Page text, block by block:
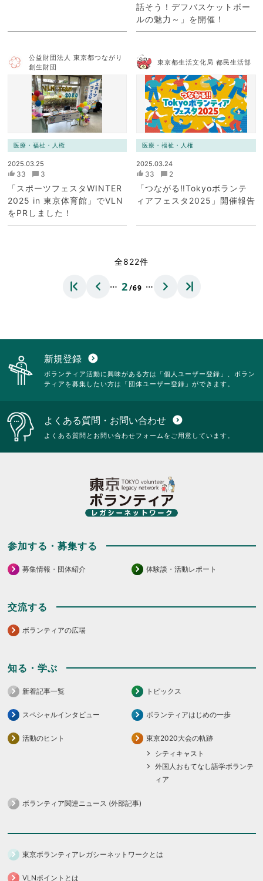
話そう！デフバスケットボー
ルの魅力～」を開催！
公益財団法人 東京都つながり
創生財団
医療・福祉・人権
2025.03.25
33 3
「スポーツフェスタWINTER
2025 in 東京体育館」でVLN
をPRしました！
東京都生活文化局 都民生活部
医療・福祉・人権
2025.03.24
33 2
「つながる‼Tokyoボランテ
ィアフェスタ2025」開催報告
全822件
… 2/69 …
新規登録 expand_circle_down
ボランティア活動に興味がある方は「個人ユーザー登録」、ボラン
ティアを募集したい方は「団体ユーザー登録」ができます。
よくある質問・お問い合わせ expand_circle_down
よくある質問とお問い合わせフォームをご用意しています。
参加する・募集する
募集情報・団体紹介 体験談・活動レポート
交流する
ボランティアの広場
知る・学ぶ
新着記事一覧 トピックス
スペシャルインタビュー ボランティアはじめの一歩
活動のヒント
東京2020大会の軌跡
シティキャスト
外国人おもてなし語学ボランテ
ィア
ボランティア関連ニュース (外部記事)
東京ボランティアレガシーネットワークとは
VLNポイントとは